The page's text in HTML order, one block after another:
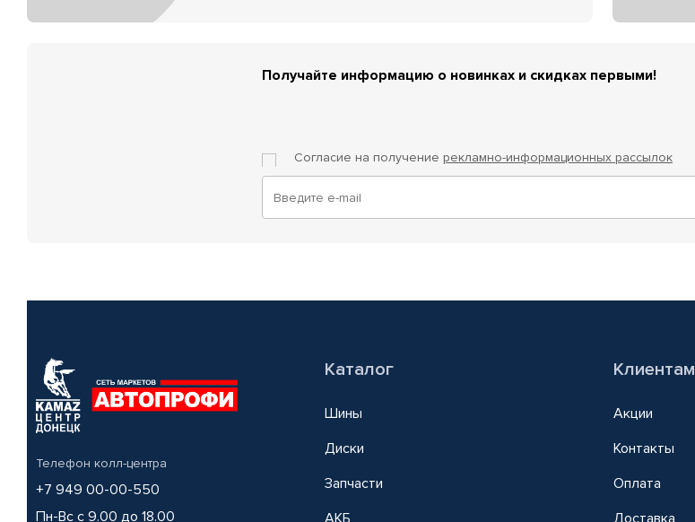
Получайте информацию о новинках и скидках первыми!
Согласие на получение рекламно-информационных рассылок
Телефон колл-центра
+7 949 00-00-550
Пн-Вс с 9.00 до 18.00
Каталог
Шины
Диски
Запчасти
АКБ
Клиентам
Акции
Контакты
Оплата
Доставка